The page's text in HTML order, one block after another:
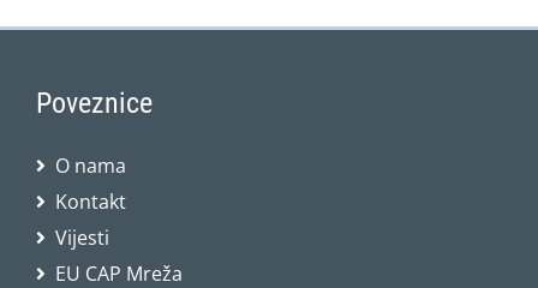
Poveznice
O nama
Kontakt
Vijesti
EU CAP Mreža